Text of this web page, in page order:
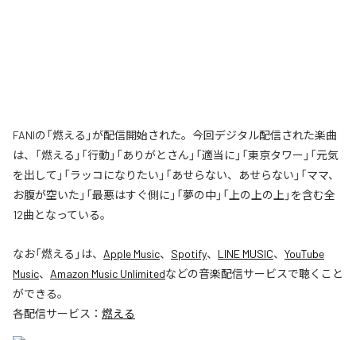
FANIの「燃える」が配信開始された。今回デジタル配信された楽曲
は、「燃える」「行動」「ありがとさん」「適当に」「東京タワー」「元気
を出して」「ラッコになりたい」「あせらない、あせらない」「ママ、
お腹が空いた」「最悪はすぐ側に」「夢の中」「上の上の上」を含む全
12曲となっている。
なお「燃える 」は、 Apple Music、 Spotify、 LINE MUSIC、 YouTube
Music、 Amazon Music Unlimitedなどの音楽配信サービスで聴くこと
ができる。
各配信サービス： 燃える